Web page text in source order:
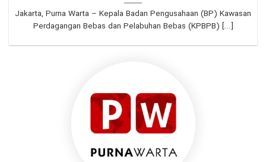
Jakarta, Purna Warta – Kepala Badan Pengusahaan (BP) Kawasan
Perdagangan Bebas dan Pelabuhan Bebas (KPBPB) [...]